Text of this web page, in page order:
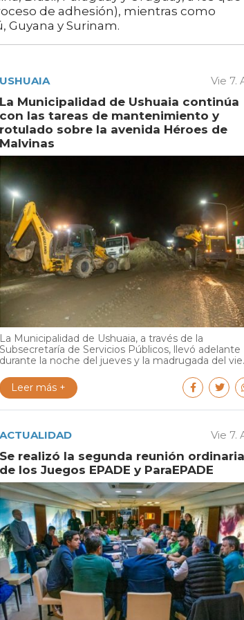
de adhesión), mientras como
Guyana y Surinam.
USHUAIA Vie 7.
La Municipalidad de Ushuaia continúa
con las tareas de mantenimiento y
rotulado sobre la avenida Héroes de
Malvinas
La Municipalidad de Ushuaia, a través de la
Subsecretaría de Servicios Públicos, llevó adelante
durante la noche del jueves y la madrugada del
Leer más +
ACTUALIDAD Vie 7.
Se realizó la segunda reunión ordinaria
de los Juegos EPADE y ParaEPADE